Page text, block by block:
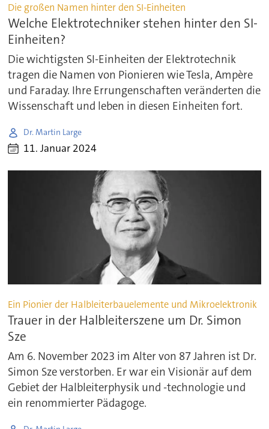
Die großen Namen hinter den SI-Einheiten
Welche Elektrotechniker stehen hinter den SI-
Einheiten?
Die wichtigsten SI-Einheiten der Elektrotechnik
tragen die Namen von Pionieren wie Tesla, Ampère
und Faraday. Ihre Errungenschaften veränderten die
Wissenschaft und leben in diesen Einheiten fort.
Dr. Martin Large
11. Januar 2024
Ein Pionier der Halbleiterbauelemente und Mikroelektronik
Trauer in der Halbleiterszene um Dr. Simon
Sze
Am 6. November 2023 im Alter von 87 Jahren ist Dr.
Simon Sze verstorben. Er war ein Visionär auf dem
Gebiet der Halbleiterphysik und -technologie und
ein renommierter Pädagoge.